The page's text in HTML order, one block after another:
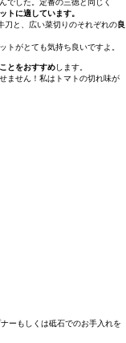
トに適しています。
刀と、広い菜切りのそれぞれの良
トがとても気持ち良いですよ。
とをおすすめします。
ません！私はトマトの切れ味が
ーもしくは砥石でのお手入れを